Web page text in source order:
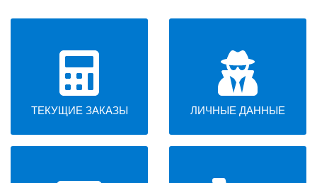
ТЕКУЩИЕ ЗАКАЗЫ ЛИЧНЫЕ ДАННЫЕ